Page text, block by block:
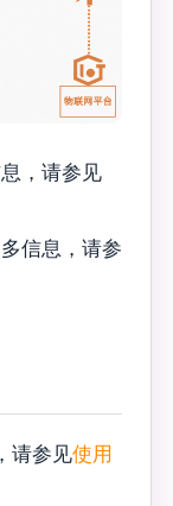
，请参见
信息，请参
请参见使用